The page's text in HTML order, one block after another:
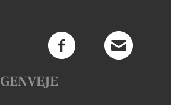
GENVEJE